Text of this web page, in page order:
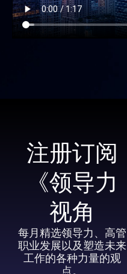
注册订阅
《领导力
视角
每月精选领导力、高管
职业发展以及塑造未来
工作的各种力量的观
点。